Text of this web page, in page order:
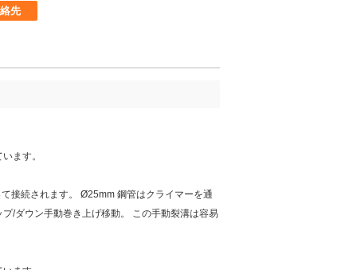
先
ます。
接続されます。 Ø25mm 鋼管はクライマーを通
/ダウン手動巻き上げ移動。 この手動裂溝は容易